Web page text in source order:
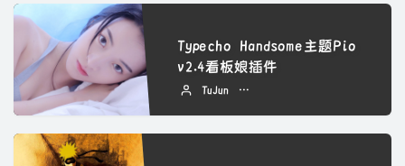
Typecho Handsome主题Pio
v2.4看板娘插件
TuJun